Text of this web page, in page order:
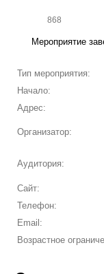
868
Мероприятие
Тип мероприятия:
Начало:
Адрес:
Организатор:
Аудитория:
Сайт:
Телефон:
Email:
Возрастное